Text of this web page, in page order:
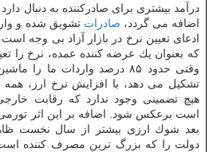
درآمد بیشتری برای صادركننده به دنبال
اضافه می گردد، صادرات تشویق شده و
ادعای تعیین نرخ در بازار آزاد بی وجه
كه بعنوان یك عرضه كننده عمده، نرخ را
وقتی حدود ۸۵ درصد واردات ما
تشكیل می دهد، با افزایش نرخ ارز،
هیچ تضمینی وجود ندارد كه رقابت
است برعكس شود. اضافه بر این اثر
بعد شوك ارزی بیشتر از سال نخست
دولت را كه بزرگ ترین مصرف كننده